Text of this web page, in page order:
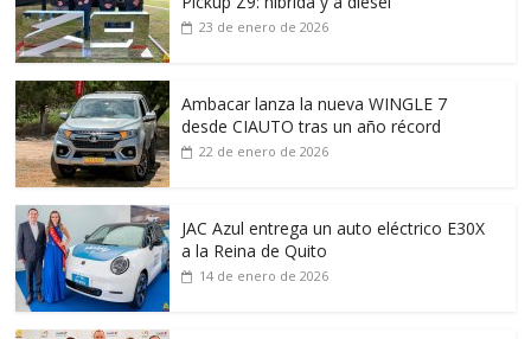
23 de enero de 2026
Ambacar lanza la nueva WINGLE 7
desde CIAUTO tras un año récord
22 de enero de 2026
JAC Azul entrega un auto eléctrico E30X
a la Reina de Quito
14 de enero de 2026